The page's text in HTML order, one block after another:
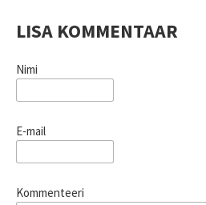
LISA KOMMENTAAR
Nimi
E-mail
Kommenteeri